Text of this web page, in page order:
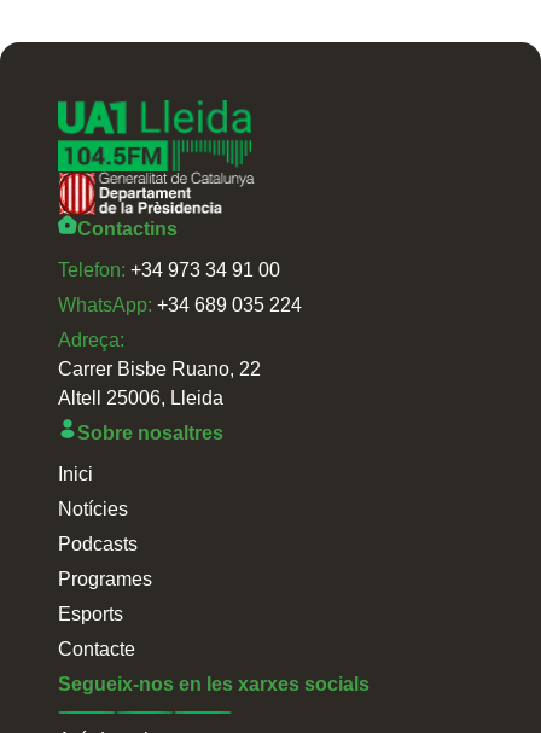
Contactins
Telefon: +34 973 34 91 00
WhatsApp: +34 689 035 224
Adreça:
Carrer Bisbe Ruano, 22
Altell 25006, Lleida
Sobre nosaltres
Inici
Notícies
Podcasts
Programes
Esports
Contacte
Segueix-nos en les xarxes socials